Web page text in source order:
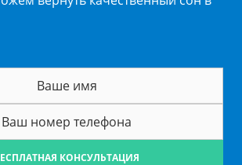
КОНСУЛЬТАЦИЯ